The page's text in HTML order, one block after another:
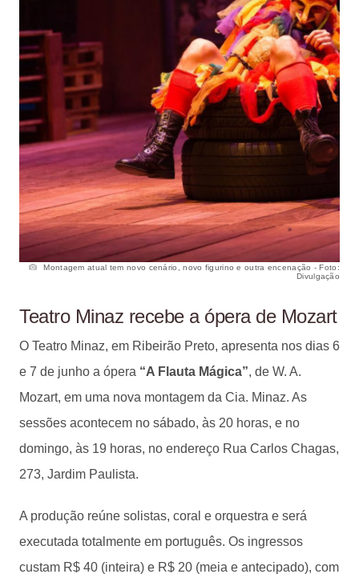
Montagem atual tem novo cenário, novo figurino e outra encenação - Foto:
Divulgação
Teatro Minaz recebe a ópera de Mozart
O Teatro Minaz, em Ribeirão Preto, apresenta nos dias 6
e 7 de junho a ópera “A Flauta Mágica”, de W. A.
Mozart, em uma nova montagem da Cia. Minaz. As
sessões acontecem no sábado, às 20 horas, e no
domingo, às 19 horas, no endereço Rua Carlos Chagas,
273, Jardim Paulista.
A produção reúne solistas, coral e orquestra e será
executada totalmente em português. Os ingressos
custam R$ 40 (inteira) e R$ 20 (meia e antecipado), com